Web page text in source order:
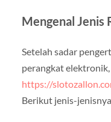
Mengenal Jenis
Setelah sadar
perangkat
https://
Berikut jenis-